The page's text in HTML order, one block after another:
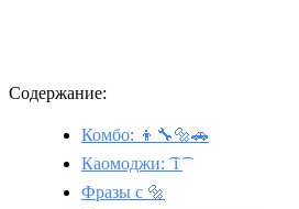
Содержание:
Комбо: 👦🔧🔩🚗
Каомоджи: ͡ i ͡
Фразы с 🔩